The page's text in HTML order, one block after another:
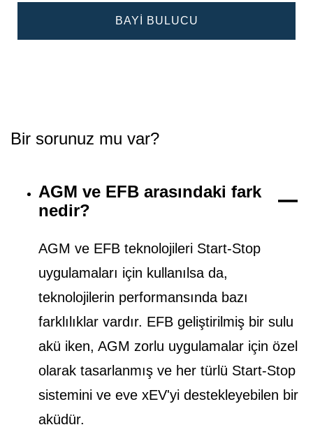
BAYI BULUCU
Bir sorunuz mu var?
AGM ve EFB arasındaki fark
nedir?
AGM ve EFB teknolojileri Start-Stop
uygulamaları için kullanılsa da,
teknolojilerin performansında bazı
farklılıklar vardır. EFB geliştirilmiş bir sulu
akü iken, AGM zorlu uygulamalar için özel
olarak tasarlanmış ve her türlü Start-Stop
sistemini ve eve xEV'yi destekleyebilen bir
aküdür.